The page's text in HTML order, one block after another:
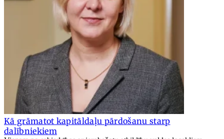
Kā grāmatot kapitāldaļu pārdošanu starp
dalībniekiem